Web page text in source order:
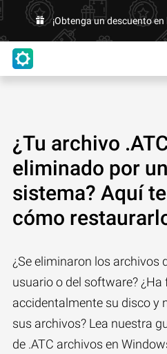
¡Obtenga un descuento
¿Tu archivo
eliminado por
sistema? Aquí
cómo
¿Se eliminaron los archivos
usuario o del software?
accidentalmente su disco y
sus archivos? Lea nuestra
de .ATC archivos en